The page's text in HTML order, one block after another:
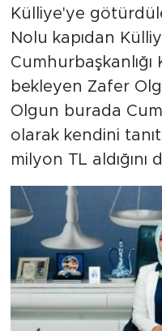
Külliye'ye
Nolu kapıdan
bekleyen Zafer
Olgun burada
olarak kendini
milyon TL aldığını